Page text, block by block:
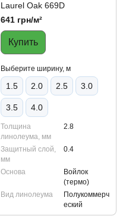
Laurel Oak 669D
641 грн/м²
Купить
Выберите ширину, м
1.5 2.0 2.5 3.0
3.5 4.0
Толщина
линолеума, мм
2.8
Защитный слой,
мм
0.4
Основа
Войлок
(термо)
Вид линолеума
Полукоммерч
еский